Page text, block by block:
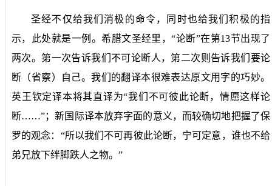
圣经不仅给我们消极的命令，同时也给我们积极的指
示，此处就是一例。希腊文圣经里，“论断”在第13节出现了
两次。第一次告诉我们不可论断人，第二次则告诉我们要论
断（省察）自己。我们的翻译本很难表达原文用字的巧妙。
英王钦定译本将其直译为“我们不可彼此论断，情愿这样论
断……”；新国际译本放弃字面的意义，而较确切地把握了保
罗的观念：“所以我们不可再彼此论断，宁可定意，谁也不给
弟兄放下绊脚跌人之物。”